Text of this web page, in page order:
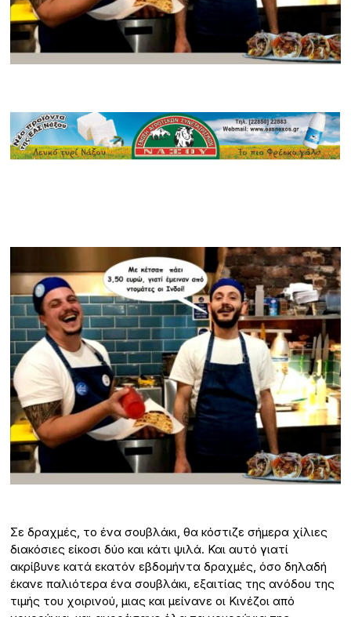
Σε δραχμές, το ένα σουβλάκι, θα κόστιζε σήμερα χίλιες
διακόσιες είκοσι δύο και κάτι ψιλά. Και αυτό γιατί
ακρίβυνε κατά εκατόν εβδομήντα δραχμές, όσο δηλαδή
έκανε παλιότερα ένα σουβλάκι, εξαιτίας της ανόδου της
τιμής του χοιρινού, μιας και μείνανε οι Κινέζοι από